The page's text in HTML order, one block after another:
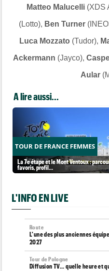
Matteo Malucelli(XDS
(Lotto), Ben Turner
Luca Mozzato (Tudor),
Ackermann (Jayco),
Aular
A lire aussi...
TOUR DE FRANCE FEMMES
La 7e étape et le Mont Ventoux :
favoris, profil…
L'INFO EN LIVE
Route
L'une des plus anciennes
2027
Tour de Pologne
Diffusion TV... quelle heure et